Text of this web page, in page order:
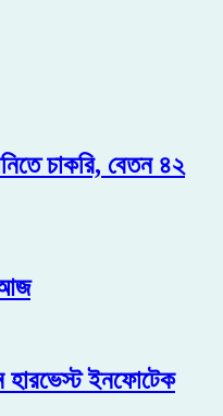
চাকরি, বেতন ৪২
আজ
হারভেস্ট ইনফোটেক